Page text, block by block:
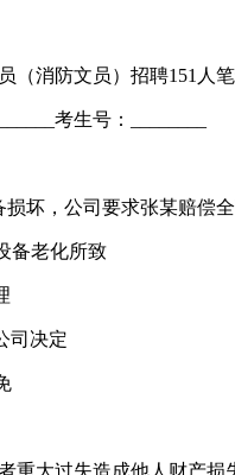
（消防文员）招聘151人
考生号：________
坏，公司要求张某赔偿
备老化所致
司决定
重大过失造成他人财产